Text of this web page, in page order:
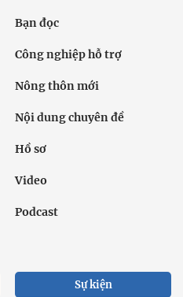
Bạn đọc
Công nghiệp hỗ trợ
Nông thôn mới
Nội dung chuyên đề
Hồ sơ
Video
Podcast
Sự kiện